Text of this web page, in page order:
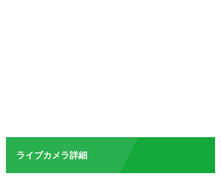
ライブカメラ詳細